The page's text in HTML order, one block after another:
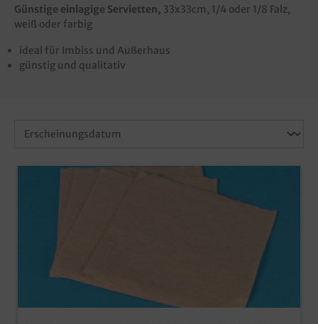
Günstige einlagige Servietten, 33x33cm, 1/4 oder 1/8 Falz,
weiß oder farbig
ideal für Imbiss und Außerhaus
günstig und qualitativ